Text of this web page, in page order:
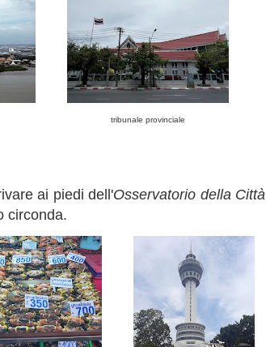
tribunale provinciale
ai piedi dell'Osservatorio della Città
circonda.